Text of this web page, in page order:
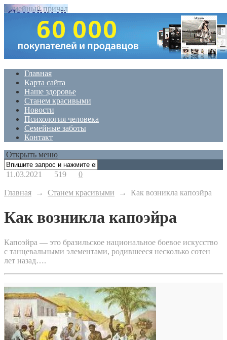
Семейный причал
Главная
Карта сайта
Наше здоровье
Станем красивыми
Новости
Психология человека
Семейные заботы
Контакт
Открыть меню
11.03.2021 519 0
Главная → Станем красивыми → Как возникла капоэйра
Как возникла капоэйра
Капоэйра — это бразильское национальное боевое искусство
с танцевальными элементами, родившееся несколько сотен
лет назад….